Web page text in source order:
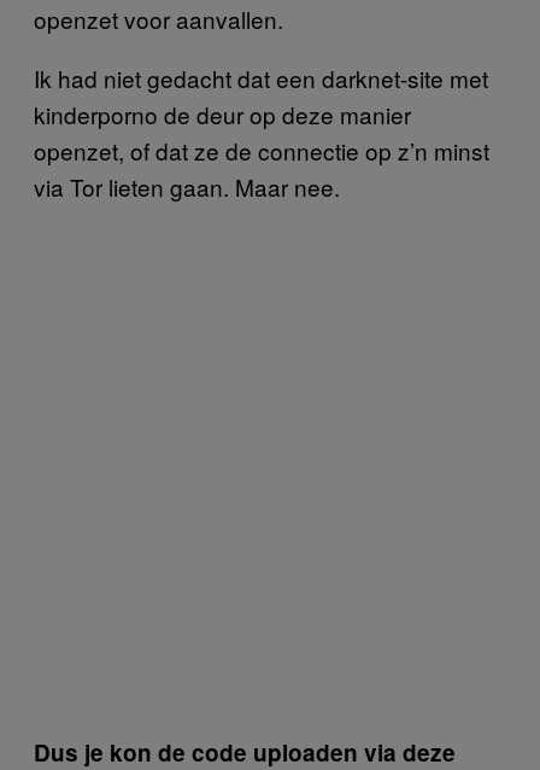
openzet voor aanvallen.
Ik had niet gedacht dat een darknet-site met
kinderporno de deur op deze manier
openzet, of dat ze de connectie op z’n minst
via Tor lieten gaan. Maar nee.
Dus je kon de code uploaden via deze